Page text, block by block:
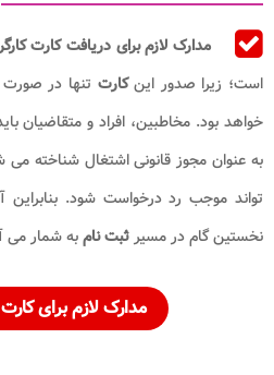
مدارک لازم برای دریافت کارت
است؛ زیرا صدور اینکارت تنها در صورت
خواهد بود. مخاطبین، افراد و متقاضیان
به عنوان مجوز قانونی اشتغال شناخته می
تواند موجب رد درخواست شود.
نخستین گام در مسیرثبت نامبه شمار می
مدارک لازم برای